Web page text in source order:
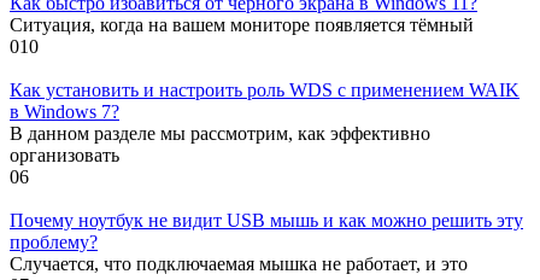
Ситуация, когда на вашем мониторе появляется тёмный
010
Как установить и настроить роль WDS с применением WAIK
в Windows 7?
В данном разделе мы рассмотрим, как эффективно
организовать
06
Почему ноутбук не видит USB мышь и как можно решить эту
проблему?
Случается, что подключаемая мышка не работает, и это